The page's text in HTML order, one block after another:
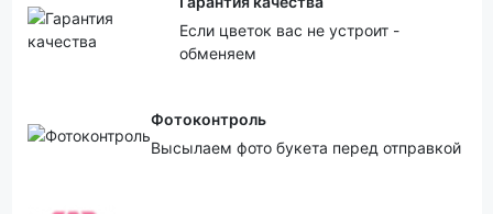
Если цветок вас не устроит -
обменяем
Фотоконтроль
Высылаем фото букета перед отправкой